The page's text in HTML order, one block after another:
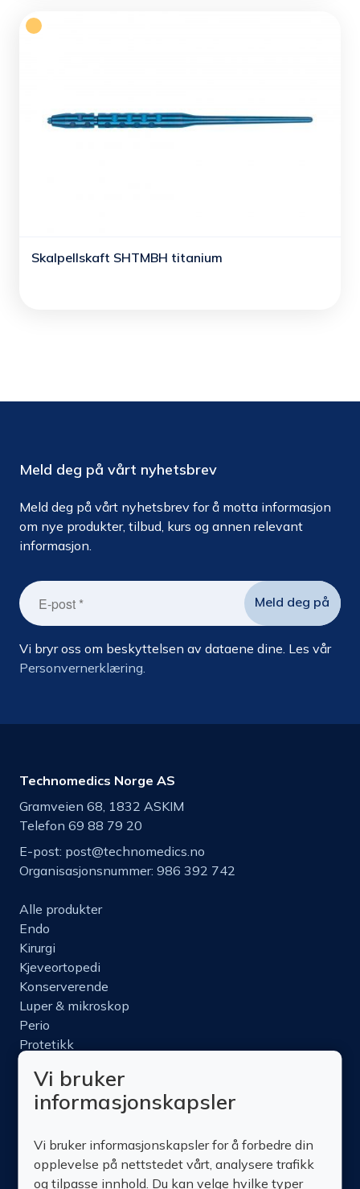
Skalpellskaft SHTMBH titanium
Meld deg på vårt nyhetsbrev
Meld deg på vårt nyhetsbrev for å motta informasjon
om nye produkter, tilbud, kurs og annen relevant
informasjon.
Vi bryr oss om beskyttelsen av dataene dine. Les vår
Personvernerklæring.
Technomedics Norge AS
Gramveien 68, 1832 ASKIM
Telefon 69 88 79 20
E-post: post@technomedics.no
Organisasjonsnummer: 986 392 742
Alle produkter
Endo
Kirurgi
Kjeveortopedi
Konserverende
Luper & mikroskop
Perio
Protetikk
Nettbutikk
Om oss
Kontakt oss
Vi bruker
informasjonskapsler
Vi bruker informasjonskapsler for å forbedre din
opplevelse på nettstedet vårt, analysere trafikk
og tilpasse innhold. Du kan velge hvilke typer